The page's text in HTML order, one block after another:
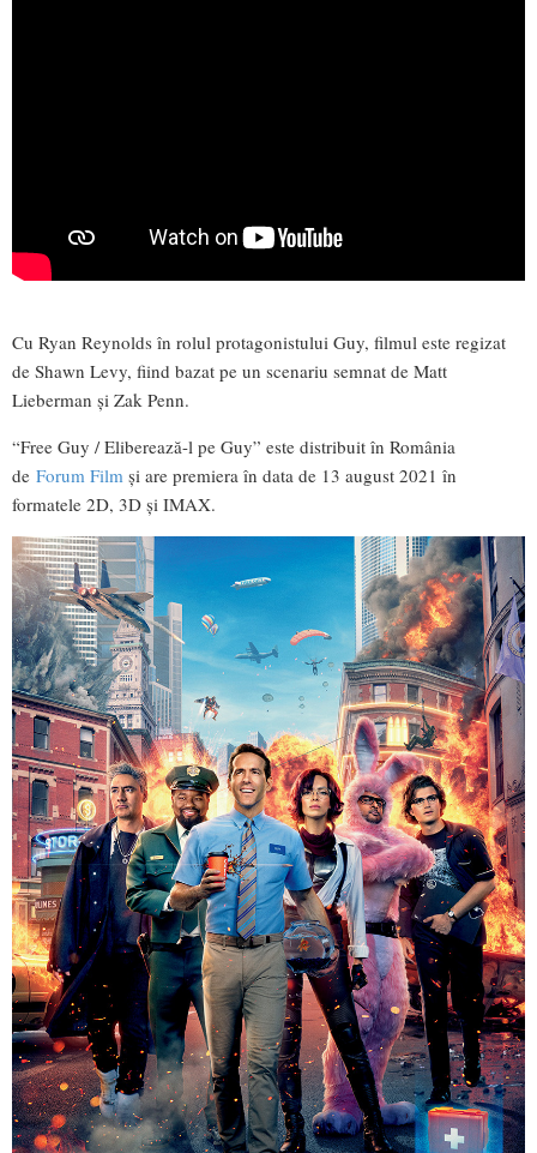
Cu Ryan Reynolds în rolul protagonistului Guy, filmul este regizat
de Shawn Levy, fiind bazat pe un scenariu semnat de Matt
Lieberman și Zak Penn.
“Free Guy / Eliberează-l pe Guy” este distribuit în România
de Forum Film și are premiera în data de 13 august 2021 în
formatele 2D, 3D și IMAX.